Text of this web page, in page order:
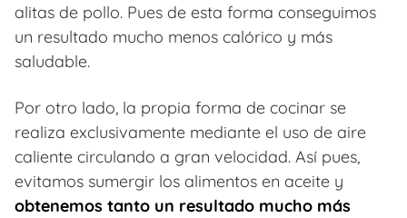
alitas de pollo. Pues de esta forma conseguimos
un resultado mucho menos calórico y más
saludable.
Por otro lado, la propia forma de cocinar se
realiza exclusivamente mediante el uso de aire
caliente circulando a gran velocidad. Así pues,
evitamos sumergir los alimentos en aceite y
obtenemos tanto un resultado mucho más